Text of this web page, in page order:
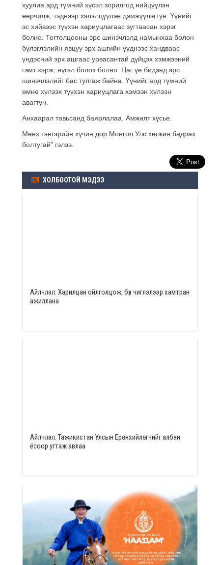
хуулиа ард түмний хүсэл зорилгод нийцүүлэн
өөрчилж, тэднээр хэлэлцүүлэн дэмжүүлэгтүн. Үүнийг
эс хийвээс түүхэн хариуцлагаас зугтаасан хэрэг
болно. Тогтолцооны эрс шинэчлэлд намынхаа болон
бүлэглэлийн явцуу эрх ашгийн үүднээс хандваас
үндэсний эрх ашгаас урвасантай дүйцэх хэмжээний
гэмт хэрэг, нүгэл болох болно. Цаг үе бидэнд эрс
шинэчлэлийг бас тулгаж байна. Үүнийг ард түмний
өмнө хүлээх түүхэн хариуцлага хэмээн хүлээн
авагтун.
Анхаарал тавьсанд баярлалаа. Амжилт хүсье.
Мөнх тэнгэрийн хүчин дор Монгол Улс хөгжин бадрах
болтугай” гэлээ.
ХОЛБООТОЙ МЭДЭЭ
Айлчлал: Харилцан ойлголцож, бүх чиглэлээр хамтран
ажиллана
Айлчлал: Тажикистан Улсын Ерөнхийлөгчийг албан
ёсоор угтаж авлаа